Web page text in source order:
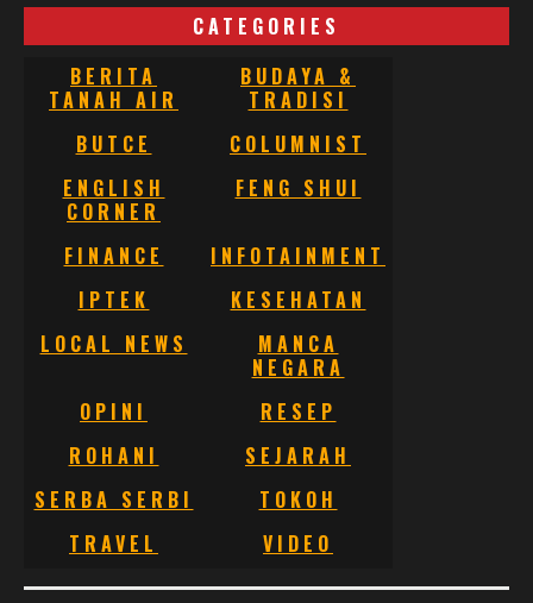
CATEGORIES
BERITA
TANAH AIR
BUDAYA &
TRADISI
BUTCE
COLUMNIST
ENGLISH
CORNER
FENG SHUI
FINANCE
INFOTAINMENT
IPTEK
KESEHATAN
LOCAL NEWS
MANCA
NEGARA
OPINI
RESEP
ROHANI
SEJARAH
SERBA SERBI
TOKOH
TRAVEL
VIDEO